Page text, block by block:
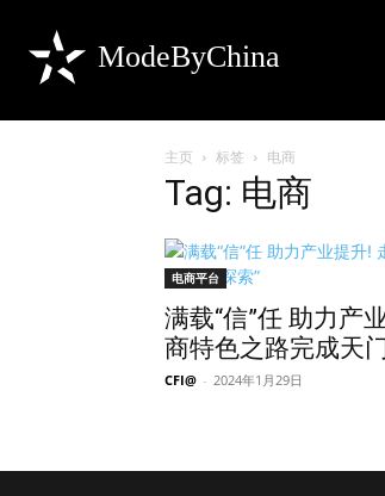
ModeByChina
主页 标签 电商
Tag: 电商
电商平台
满载“信”任 助力产
商特色之路完成天
CFI@ - 2024年1月29日